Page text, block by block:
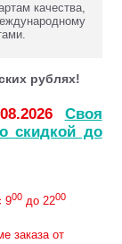
качества,
рублях!
Своя
скидкой до
900 до 2200
заказа от